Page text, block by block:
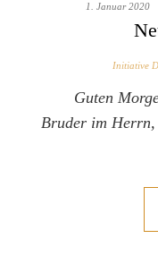
1. Januar 2020
Initiative
Guten
Bruder im